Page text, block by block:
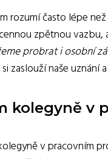
rozumí často lépe
zpětnou vazbu,
probrat i osobní
zaslouží naše uznání
kolegyně v
v pracovním